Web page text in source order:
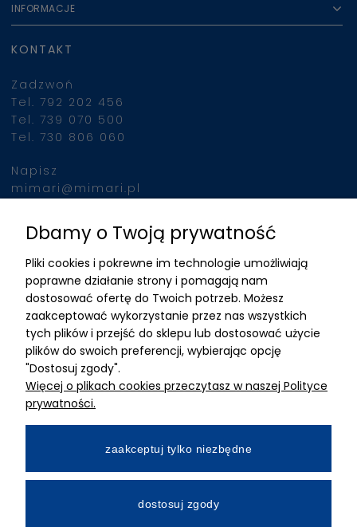
INFORMACJE
KONTAKT
Zadzwoń
Tel. 792 202 456
Tel. 739 070 500
Tel. 730 806 060
Napisz
mimari@mimari.pl
Znajdziesz nas
ADRES
MIMARI sp z o.o.
ul. Kurkowa 12
50-210 Wrocław
Dane rejestracyjne
NIP:8982325327
Wpłacony w całości
Numer konta bankowego
Dbamy o Twoją prywatność
Pliki cookies i pokrewne im technologie umożliwiają
poprawne działanie strony i pomagają nam
dostosować ofertę do Twoich potrzeb. Możesz
zaakceptować wykorzystanie przez nas wszystkich
tych plików i przejść do sklepu lub dostosować użycie
plików do swoich preferencji, wybierając opcję
"Dostosuj zgody".
Więcej o plikach cookies przeczytasz w naszej Polityce
prywatności.
zaakceptuj tylko niezbędne
dostosuj zgody